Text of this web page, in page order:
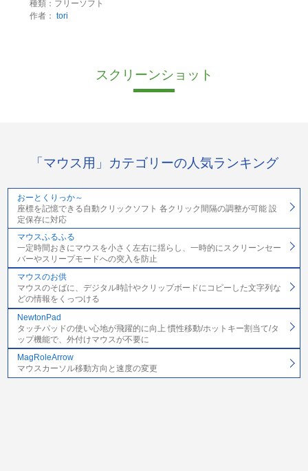
種類：フリーソフト
作者： tori
スクリーンショット
「マウス用」カテゴリーの人気ランキング
おーとくりっか～
座標を記憶できる自動クリックソフト 各クリック間隔の調整が可能 設
定保存に対応
マウスふるふる
一定時間おきにマウスを小さく左右に揺らし、一時的にスクリーンセー
バーやスリープモードへの突入を防止
マウスのお供
マウスのそばに、デジタル時計やクリップボードにコピーした文字列な
どの情報をくっつける
NewtonPad
タッチパッドの使い心地が飛躍的に向上 慣性移動/ホットキー割当て/タ
ップ機能で、外付けマウスが不要に
MagRoleArrow
マウスカーソル移動方向と速度の変更